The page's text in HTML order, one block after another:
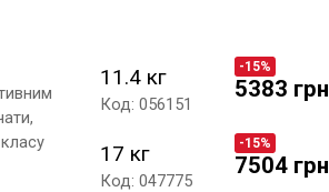
11.4 кг
Код: 056151
-15%
5383 грн
17 кг
Код: 047775
-15%
7504 грн